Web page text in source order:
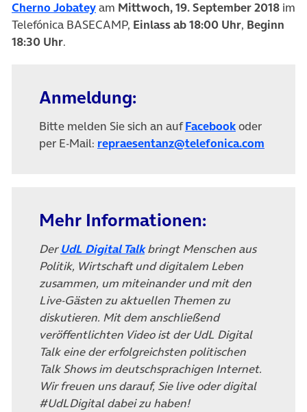
Cherno Jobatey(öffnet in neuem Tab)
am Mittwoch, 19. September 2018 im
Telefónica BASECAMP, Einlass ab 18:00 Uhr, Beginn
18:30 Uhr.
Anmeldung:
Bitte melden Sie sich an aufFacebook(öffnet in
oder
per E-Mail: repraesentanz@telefonica.com
Mehr Informationen:
DerUdL Digital Talk(öffnet in neuem Tab)
bringt Menschen aus
Politik, Wirtschaft und digitalem Leben
zusammen, um miteinander und mit den
Live-Gästen zu aktuellen Themen zu
diskutieren. Mit dem anschließend
veröffentlichten Video ist der UdL Digital
Talk eine der erfolgreichsten politischen
Talk Shows im deutschsprachigen Internet.
Wir freuen uns darauf, Sie live oder digital
#UdLDigital dabei zu haben!